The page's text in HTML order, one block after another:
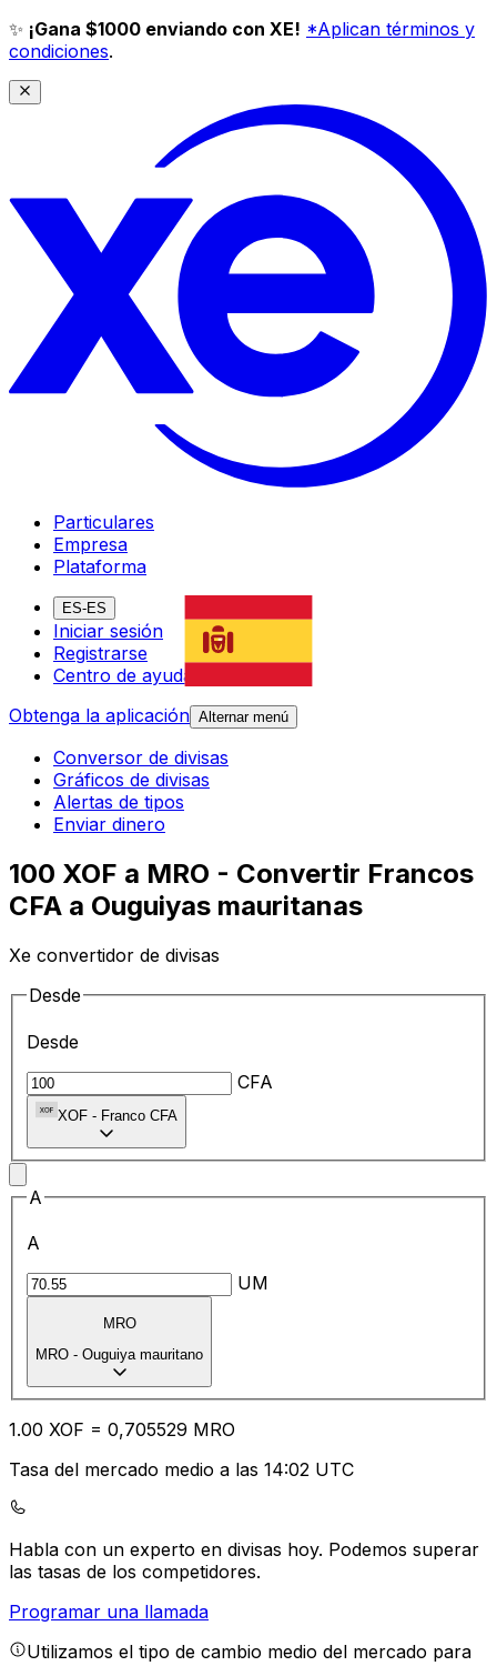
✨ ¡Gana $1000 enviando con XE! *Aplican términos y
condiciones.
Particulares
Empresa
Plataforma
ES-ES
Iniciar sesión
Registrarse
Centro de ayuda
Obtenga la aplicación Alternar menú
Conversor de divisas
Gráficos de divisas
Alertas de tipos
Enviar dinero
100 XOF a MRO - Convertir Francos
CFA a Ouguiyas mauritanas
Xe convertidor de divisas
Desde
Desde
CFA
XOF - Franco CFA
A
A
UM
MRO
MRO - Ouguiya mauritano
1.00 XOF = 0,705529 MRO
Tasa del mercado medio a las 14:02 UTC
Habla con un experto en divisas hoy. Podemos superar
las tasas de los competidores.
Programar una llamada
Utilizamos el tipo de cambio medio del mercado para